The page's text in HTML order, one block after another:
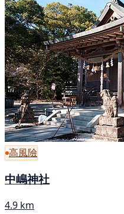
高風險
中嶋神社
4.9 km